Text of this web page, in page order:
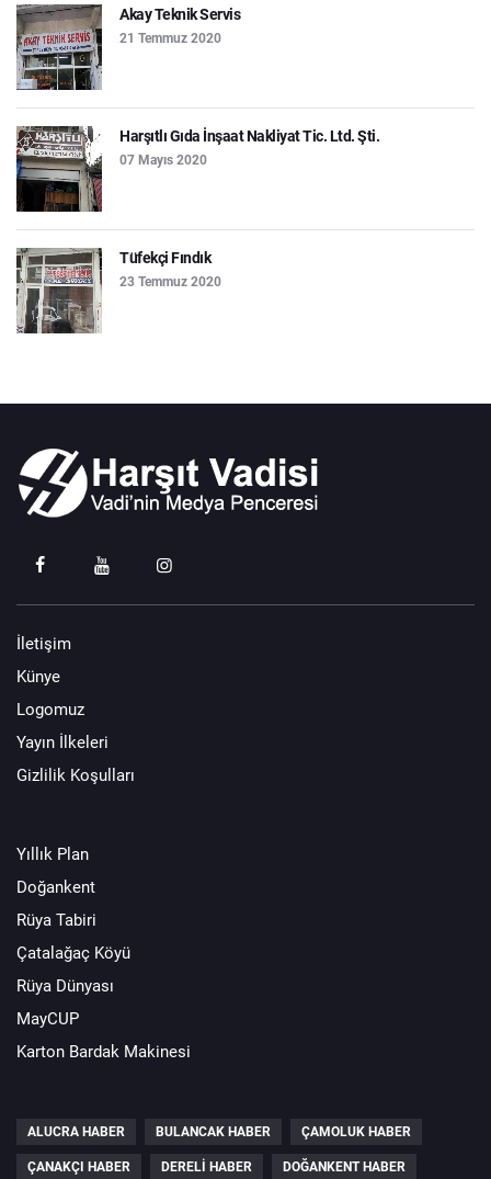
Akay Teknik Servis
21 Temmuz 2020
Harşıtlı Gıda İnşaat Nakliyat Tic. Ltd. Şti.
07 Mayıs 2020
Tüfekçi Fındık
23 Temmuz 2020
İletişim
Künye
Logomuz
Yayın İlkeleri
Gizlilik Koşulları
Yıllık Plan
Doğankent
Rüya Tabiri
Çatalağaç Köyü
Rüya Dünyası
MayCUP
Karton Bardak Makinesi
ALUCRA HABER BULANCAK HABER ÇAMOLUK HABER
ÇANAKÇI HABER DERELI HABER DOĞANKENT HABER